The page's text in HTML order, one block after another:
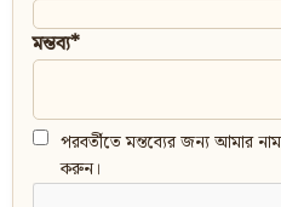
মন্তব্য*
পরবর্তীতে মন্তব্যের জন্য আমার
করুন।